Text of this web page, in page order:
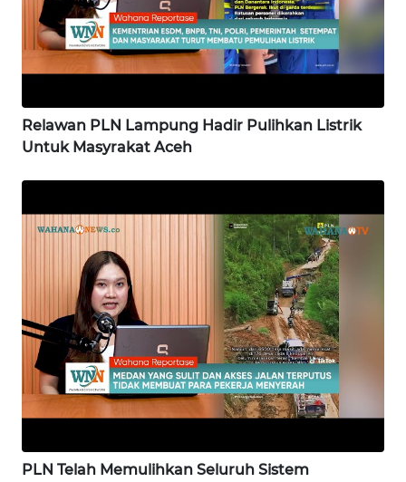
Relawan PLN Lampung Hadir Pulihkan Listrik
Untuk Masyrakat Aceh
PLN Telah Memulihkan Seluruh Sistem
WN
SERAMBI
JAMBI
SULTRA
WN
WN
SULTENG
WN
SULBAR
BABEL